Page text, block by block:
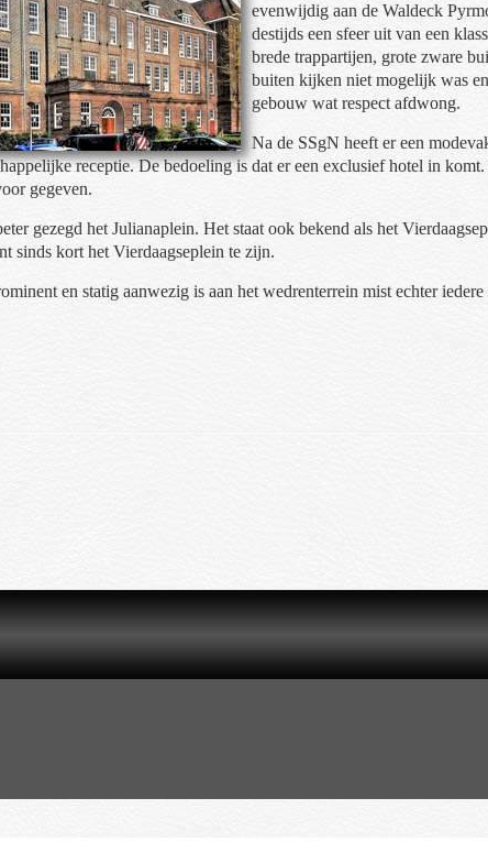
evenwijdig aan de Waldeck
destijds een sfeer uit van een
brede trappartijen, grote zware
buiten kijken niet mogelijk was
gebouw wat respect afdwong.
Na de SSgN heeft er een
receptie. De bedoeling is dat er een exclusief hotel in
gegeven.
gezegd het Julianaplein. Het staat ook bekend als het
sinds kort het Vierdaagseplein te zijn.
en statig aanwezig is aan het wedrenterrein mist echter